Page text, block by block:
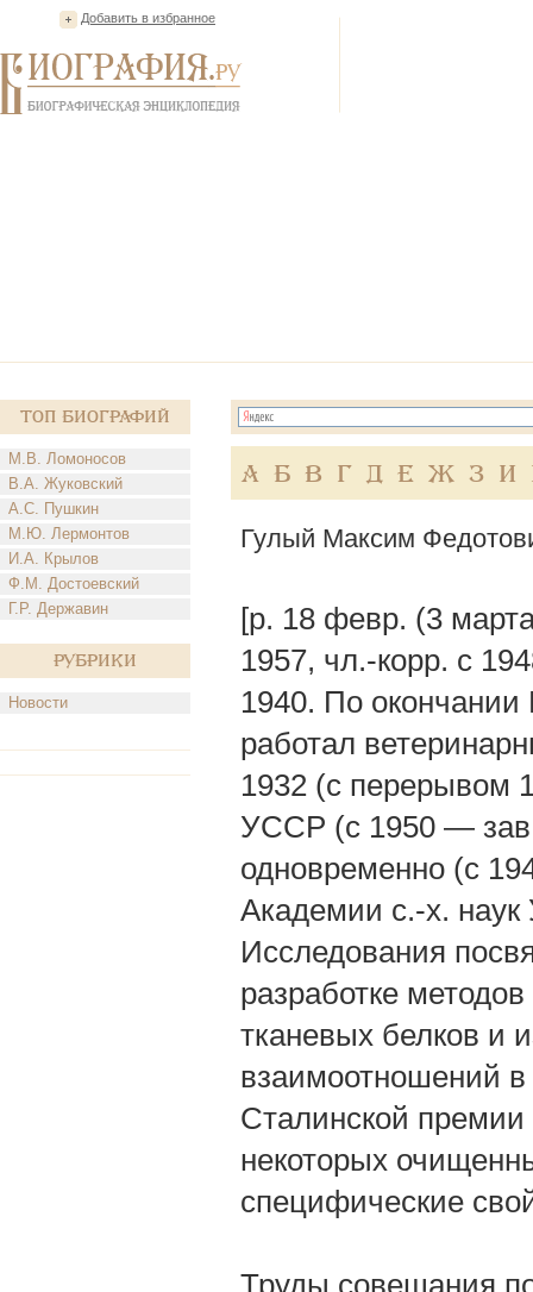
Добавить в избранное
Топ Биографий
М.В. Ломоносов
В.А. Жуковский
А.С. Пушкин
М.Ю. Лермонтов
И.А. Крылов
Ф.М. Достоевский
Г.Р. Державин
Рубрики
Новости
А Б В Г Д Е Ж З И
Гулый Максим
[р. 18 февр. (3
1957, чл.-корр. с
1940. По окончании
работал
1932 (с перерывом
УССР (с 1950 — зав.
одновременно (с
Академии с.-х.
Исследования
разработке
тканевых белков и
взаимоотношений
Сталинской премии
некоторых
специфические
Труды совещания